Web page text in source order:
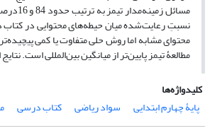
نسبتِ رعایت‌شده میان حیطه‌های محتوایی در کتاب
محتوای مشابه اما روش حلی متفاوت یا کمی
مطالعۀ تیمز پایین‌تر از میانگین بین‌المللی است.
کلیدواژه‌ها
پایۀ چهارم ابتدایی
سواد ریاضی کتاب درسی